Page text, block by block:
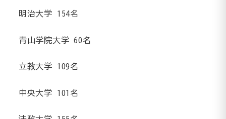
明治大学 154名
青山学院大学 60名
立教大学 109名
中央大学 101名